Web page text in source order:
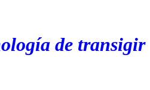
de transigir